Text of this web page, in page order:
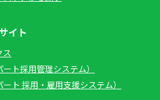
イト
ス
ト採用管理システム）
ト 採用・雇用支援システム）